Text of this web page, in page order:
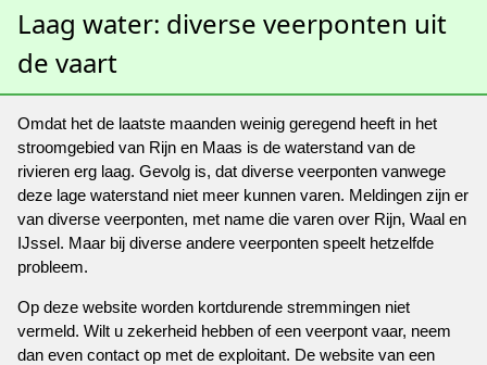
Laag water: diverse veerponten uit
de vaart
Omdat het de laatste maanden weinig geregend heeft in het
stroomgebied van Rijn en Maas is de waterstand van de
rivieren erg laag. Gevolg is, dat diverse veerponten vanwege
deze lage waterstand niet meer kunnen varen. Meldingen zijn er
van diverse veerponten, met name die varen over Rijn, Waal en
IJssel. Maar bij diverse andere veerponten speelt hetzelfde
probleem.
Op deze website worden kortdurende stremmingen niet
vermeld. Wilt u zekerheid hebben of een veerpont vaar, neem
dan even contact op met de exploitant. De website van een